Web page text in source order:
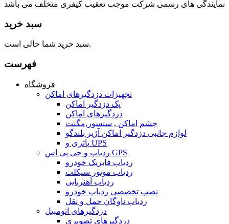
نمایندگی های رسمی شرکت موجب تعقیب کیفری متخلف می باشد
سبد خرید
سبد خرید شما خالی است.
فهرست
فروشگاه
تجهیزات دزدگیرهای اماکن
پک دزدگیر اماکن
دزدگیرهای اماکن
چشم اماکن , سنسور,مگنت
لوازم جانبی دزدگیر اماکن آژیر بلندگو
باتری و UPS
ردیاب و جی پی اس GPS
ردیاب فابریک خودرو
ردیاب موتور سیکلت
ردیاب آهنربایی
نصب تخصصی ردیاب خودرو
ردیاب ناوگان حمل و نقل
دزدگیرهای اتومبیل
دزدگیرهای تصویری